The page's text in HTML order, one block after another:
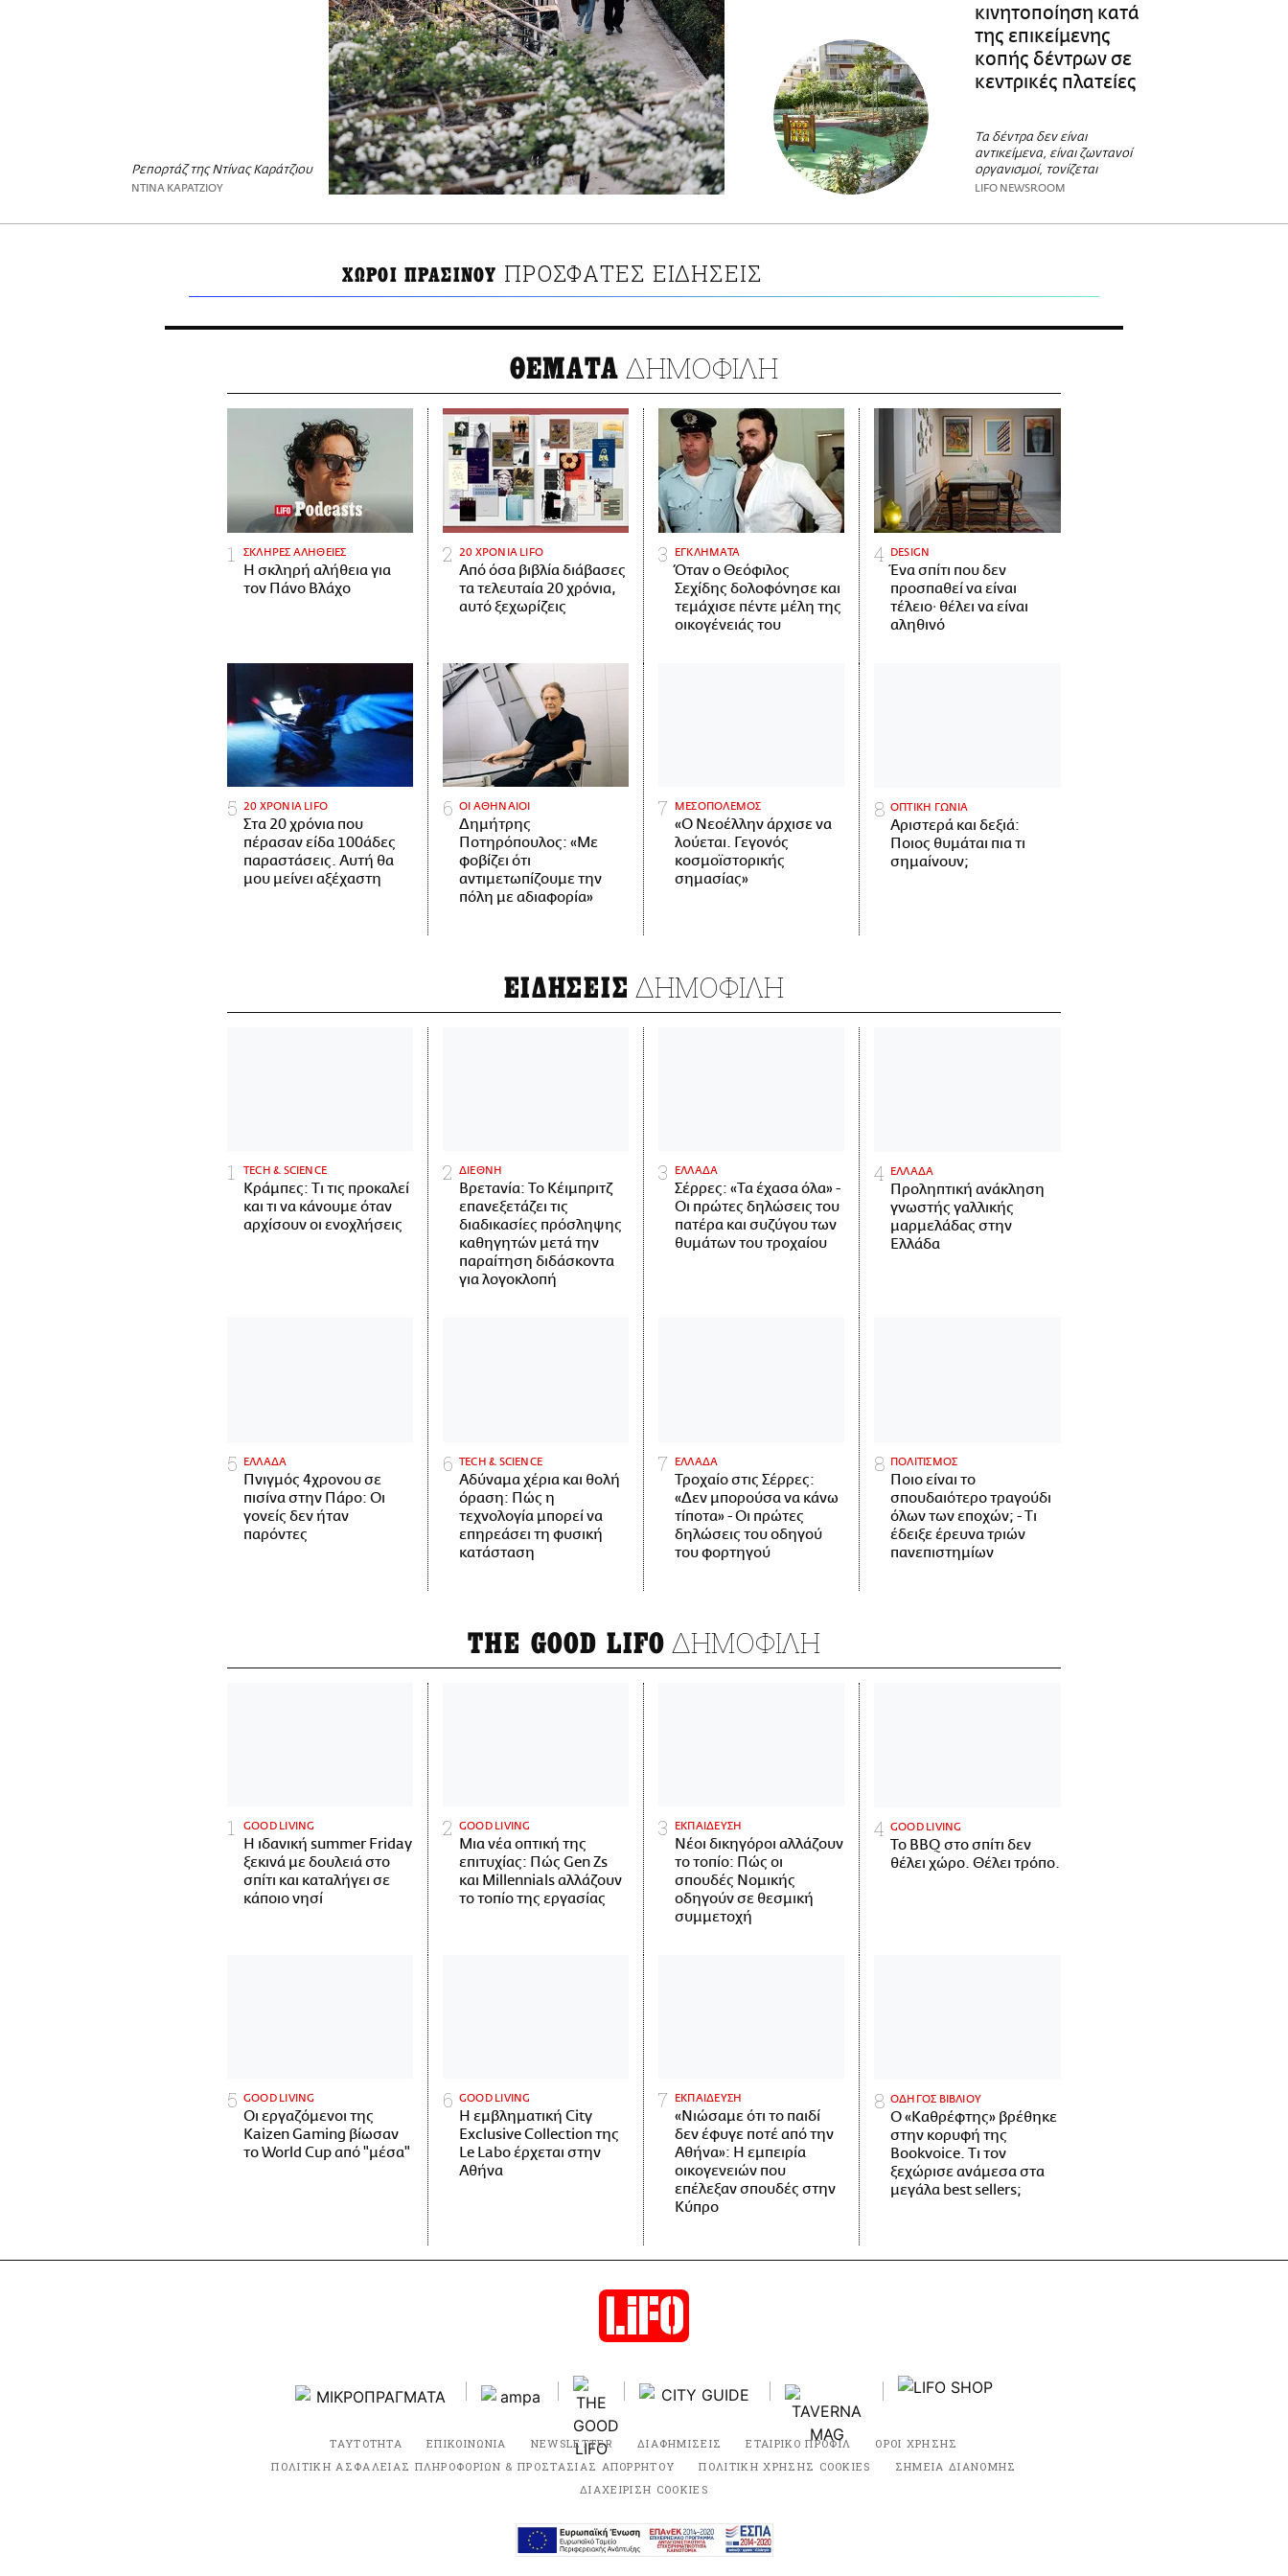
Ρεπορτάζ της Ντίνας Καράτζιου
ΝΤΙΝΑ ΚΑΡΑΤΖΙΟΥ
κινητοποίηση κατά
της επικείμενης
κοπής δέντρων σε
κεντρικές πλατείες
Τα δέντρα δεν είναι
αντικείμενα, είναι ζωντανοί
οργανισμοί, τονίζεται
LIFO NEWSROOM
ΧΩΡΟΙ ΠΡΑΣΙΝΟΥ ΠΡΟΣΦΑΤΕΣ ΕΙΔΗΣΕΙΣ
ΘΕΜΑΤΑ ΔΗΜΟΦΙΛΗ
ΣΚΛΗΡΕΣ ΑΛΗΘΕΙΕΣ
H σκληρή αλήθεια για
τον Πάνο Βλάχο
20 ΧΡΟΝΙΑ LIFO
Από όσα βιβλία διάβασες
τα τελευταία 20 χρόνια,
αυτό ξεχωρίζεις
ΕΓΚΛΗΜΑΤΑ
Όταν ο Θεόφιλος
Σεχίδης δολοφόνησε και
τεμάχισε πέντε μέλη της
οικογένειάς του
DESIGN
Ένα σπίτι που δεν
προσπαθεί να είναι
τέλειο· θέλει να είναι
αληθινό
20 ΧΡΟΝΙΑ LIFO
Στα 20 χρόνια που
πέρασαν είδα 100άδες
παραστάσεις. Αυτή θα
μου μείνει αξέχαστη
ΟΙ ΑΘΗΝΑΙΟΙ
Δημήτρης
Ποτηρόπουλος: «Με
φοβίζει ότι
αντιμετωπίζουμε την
πόλη με αδιαφορία»
ΜΕΣΟΠΟΛΕΜΟΣ
«Ο Νεοέλλην άρχισε να
λούεται. Γεγονός
κοσμοϊστορικής
σημασίας»
ΟΠΤΙΚΗ ΓΩΝΙΑ
Αριστερά και δεξιά:
Ποιος θυμάται πια τι
σημαίνουν;
ΕΙΔΗΣΕΙΣ ΔΗΜΟΦΙΛΗ
ΤECH & SCIENCE
Κράμπες: Τι τις προκαλεί
και τι να κάνουμε όταν
αρχίσουν οι ενοχλήσεις
ΔΙΕΘΝΗ
Βρετανία: Το Κέιμπριτζ
επανεξετάζει τις
διαδικασίες πρόσληψης
καθηγητών μετά την
παραίτηση διδάσκοντα
για λογοκλοπή
ΕΛΛΑΔΑ
Σέρρες: «Τα έχασα όλα» -
Οι πρώτες δηλώσεις του
πατέρα και συζύγου των
θυμάτων του τροχαίου
ΕΛΛΑΔΑ
Προληπτική ανάκληση
γνωστής γαλλικής
μαρμελάδας στην
Ελλάδα
ΕΛΛΑΔΑ
Πνιγμός 4χρονου σε
πισίνα στην Πάρο: Οι
γονείς δεν ήταν
παρόντες
ΤECH & SCIENCE
Αδύναμα χέρια και θολή
όραση: Πώς η
τεχνολογία μπορεί να
επηρεάσει τη φυσική
κατάσταση
ΕΛΛΑΔΑ
Τροχαίο στις Σέρρες:
«Δεν μπορούσα να κάνω
τίποτα» - Οι πρώτες
δηλώσεις του οδηγού
του φορτηγού
ΠΟΛΙΤΙΣΜΟΣ
Ποιο είναι το
σπουδαιότερο τραγούδι
όλων των εποχών; - Τι
έδειξε έρευνα τριών
πανεπιστημίων
THE GOOD LIFO ΔΗΜΟΦΙΛΗ
GOOD LIVING
Η ιδανική summer Friday
ξεκινά με δουλειά στο
σπίτι και καταλήγει σε
κάποιο νησί
GOOD LIVING
Μια νέα οπτική της
επιτυχίας: Πώς Gen Zs
και Millennials αλλάζουν
το τοπίο της εργασίας
ΕΚΠΑΙΔΕΥΣΗ
Νέοι δικηγόροι αλλάζουν
το τοπίο: Πώς οι
σπουδές Νομικής
οδηγούν σε θεσμική
συμμετοχή
GOOD LIVING
Το BBQ στο σπίτι δεν
θέλει χώρο. Θέλει τρόπο.
GOOD LIVING
Οι εργαζόμενοι της
Kaizen Gaming βίωσαν
το World Cup από "μέσα"
GOOD LIVING
Η εμβληματική City
Exclusive Collection της
Le Labo έρχεται στην
Αθήνα
ΕΚΠΑΙΔΕΥΣΗ
«Νιώσαμε ότι το παιδί
δεν έφυγε ποτέ από την
Αθήνα»: Η εμπειρία
οικογενειών που
επέλεξαν σπουδές στην
Κύπρο
ΟΔΗΓΟΣ ΒΙΒΛΙΟΥ
Ο «Καθρέφτης» βρέθηκε
στην κορυφή της
Bookvoice. Τι τον
ξεχώρισε ανάμεσα στα
μεγάλα best sellers;
ΤΑΥΤΟΤΗΤΑ ΕΠΙΚΟΙΝΩΝΙΑ NEWSLETTER ΔΙΑΦΗΜΙΣΕΙΣ ΕΤΑΙΡΙΚΟ ΠΡΟΦΙΛ
ΟΡΟΙ ΧΡΗΣΗΣ
ΠΟΛΙΤΙΚΗ ΑΣΦΑΛΕΙΑΣ ΠΛΗΡΟΦΟΡΙΩΝ & ΠΡΟΣΤΑΣΙΑΣ ΑΠΟΡΡΗΤΟΥ
ΠΟΛΙΤΙΚΗ ΧΡΗΣΗΣ COOKIES
ΣΗΜΕΙΑ ΔΙΑΝΟΜΗΣ
ΔΙΑΧΕΙΡΙΣΗ COOKIES